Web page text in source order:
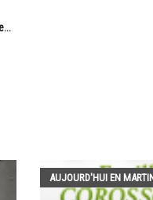
AUJOURD'HUI EN